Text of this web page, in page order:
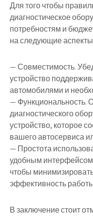
Для того чтобы
диагностическое
потребностям и
на следующие
— Совместимость.
устройство
автомобилями и
— Функциональность.
диагностического
устройство, которое
вашего автосервиса
— Простота
удобным
чтобы
эффективность
В заключение стоит